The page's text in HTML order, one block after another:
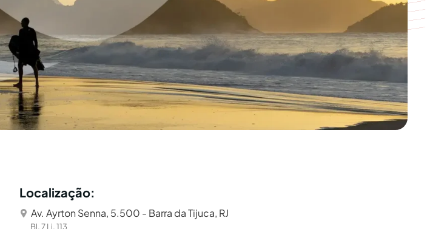
Localização:
Av. Ayrton Senna, 5.500 - Barra da Tijuca, RJ
Bl. 7 Lj. 113